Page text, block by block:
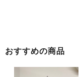
おすすめの商品